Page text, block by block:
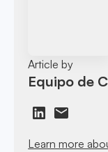
Article by
Equipo de
Learn more